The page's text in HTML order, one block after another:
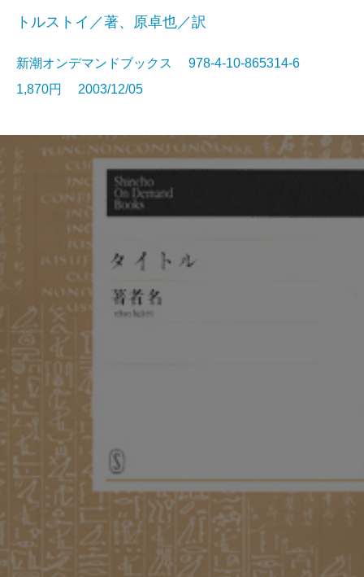
トルストイ／著、原卓也／訳
新潮オンデマンドブックス 978-4-10-865314-6
1,870円 2003/12/05